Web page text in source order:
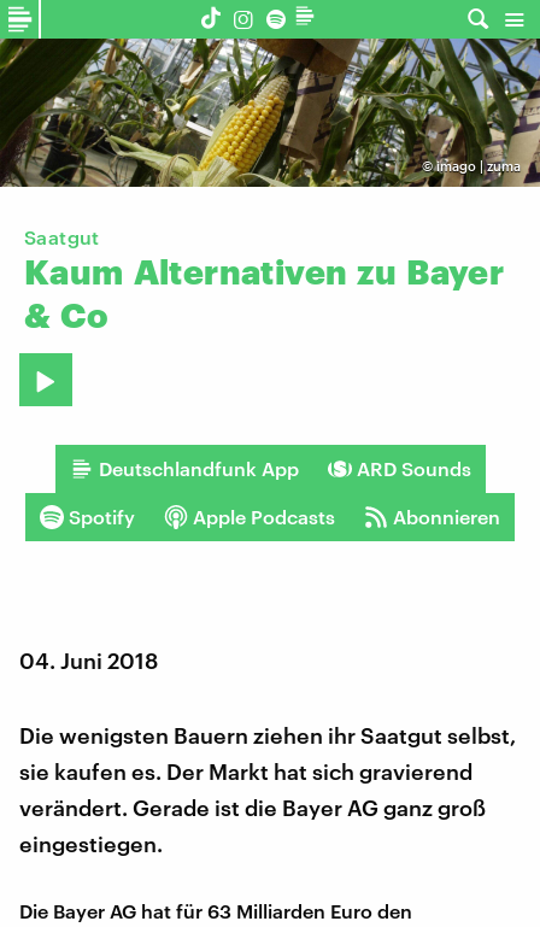
©imago | zuma
Saatgut
Kaum Alternativen zu Bayer
& Co
Deutschlandfunk App ARD Sounds
Spotify Apple Podcasts Abonnieren
04. Juni 2018
Die wenigsten Bauern ziehen ihr Saatgut selbst,
sie kaufen es. Der Markt hat sich gravierend
verändert. Gerade ist die Bayer AG ganz groß
eingestiegen.
Die Bayer AG hat für 63 Milliarden Euro den